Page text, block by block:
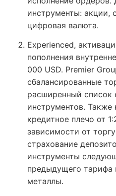
инструменты: акции,
цифровая валюта.
Experienced,
пополнения
000 USD. Premier
сбалансированные
расширенный список
инструментов. Также
кредитное плечо от
зависимости от
страхование
инструменты
предыдущего тарифа
металлы.